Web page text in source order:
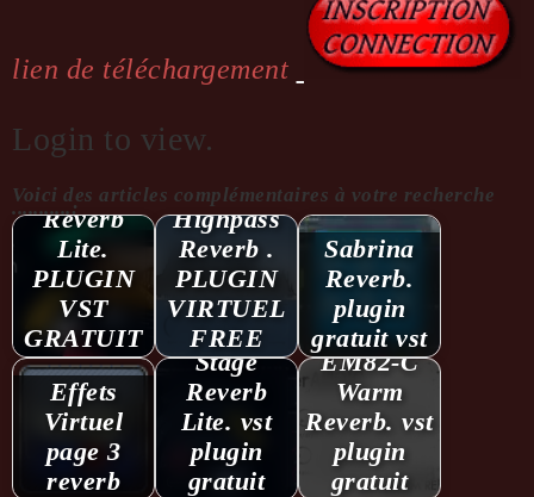
lien de téléchargement
Login to view.
Voici des articles complémentaires à votre recherche
...........:
Synchron
Stage
Reverb
Lite.
PLUGIN
VST
GRATUIT
Highpass
Reverb .
PLUGIN
VIRTUEL
FREE
Sabrina
Reverb.
plugin
gratuit vst
Effets
Virtuel
page 3
reverb
Synchron
Stage
Reverb
Lite. vst
plugin
gratuit
EM82-C
Warm
Reverb. vst
plugin
gratuit